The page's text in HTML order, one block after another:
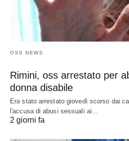
OSS NEWS
Rimini, oss arrestato per
donna disabile
Era stato arrestato giovedì scorso dai
l'accusa di abusi sessuali ai…
2 giorni fa